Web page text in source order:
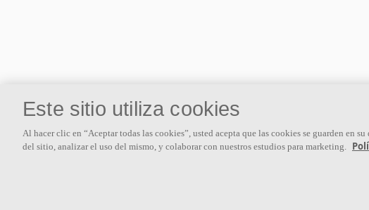
Este sitio utiliza cookies
Al hacer clic en “Aceptar todas las cookies”, usted acepta que las cookies se guarden en
del sitio, analizar el uso del mismo, y colaborar con nuestros estudios para marketing.